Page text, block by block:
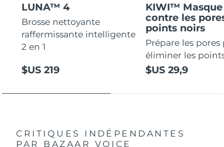
LUNA™ 4
Brosse nettoyante
raffermissante intelligente
2 en 1
$US 219
KIWI™
contre les
points noirs
Prépare les
éliminer les
$US 29,9
CRITIQUES INDÉPENDANTES
PAR BAZAAR VOICE